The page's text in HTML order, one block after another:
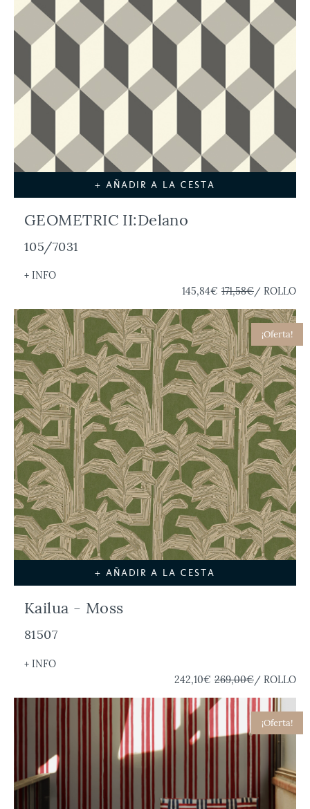
+ AÑADIR A LA CESTA
GEOMETRIC II:Delano
105/7031
+ INFO
145,84€ 171,58€/ ROLLO
¡Oferta!
+ AÑADIR A LA CESTA
Kailua - Moss
81507
+ INFO
242,10€ 269,00€/ ROLLO
¡Oferta!